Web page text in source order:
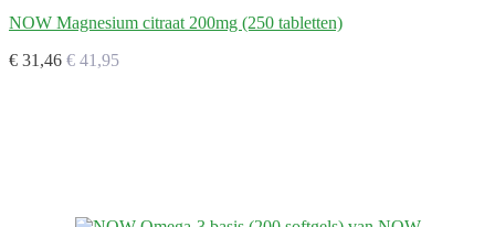
NOW Magnesium citraat 200mg (250 tabletten)
€ 31,46 € 41,95